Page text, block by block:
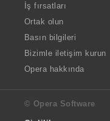
İş fırsatları
Ortak olun
Basın bilgileri
Bizimle iletişim kurun
Opera hakkında
© Opera Software